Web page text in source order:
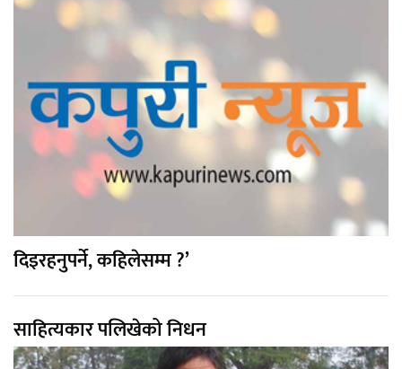
दिइरहनुपर्ने, कहिलेसम्म ?’
साहित्यकार पलिखेको निधन